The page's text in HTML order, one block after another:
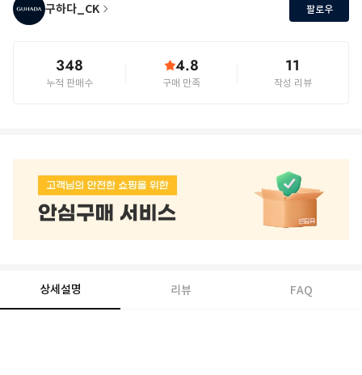
구하다_CK 팔로우
348
누적 판매수
4.8
구매 만족
11
작성 리뷰
상세설명 리뷰 FAQ